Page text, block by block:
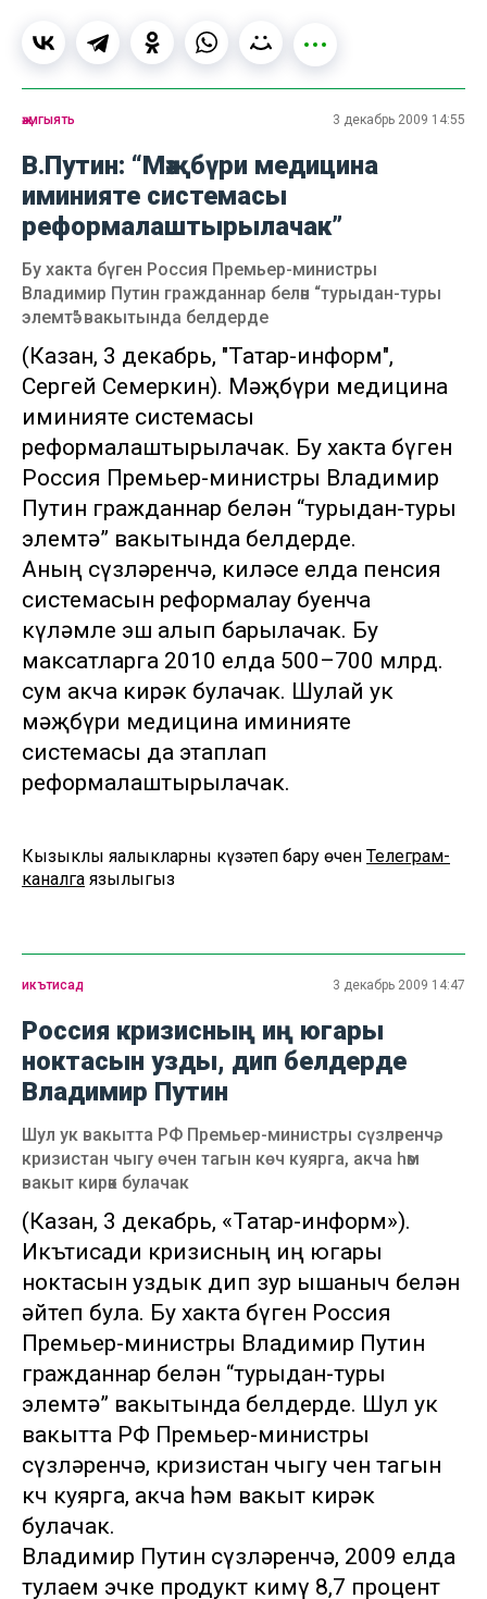
җәмгыять 3 декабрь 2009 14:55
В.Путин: “Мәҗбүри медицина
иминияте системасы
реформалаштырылачак”
Бу хакта бүген Россия Премьер-министры
Владимир Путин гражданнар белән “турыдан-туры
элемтә” вакытында белдерде
(Казан, 3 декабрь, "Татар-информ",
Сергей Семеркин). Мәҗбүри медицина
иминияте системасы
реформалаштырылачак. Бу хакта бүген
Россия Премьер-министры Владимир
Путин гражданнар белән “турыдан-туры
элемтә” вакытында белдерде.
Аның сүзләренчә, киләсе елда пенсия
системасын реформалау буенча
күләмле эш алып барылачак. Бу
максатларга 2010 елда 500–700 млрд.
сум акча кирәк булачак. Шулай ук
мәҗбүри медицина иминияте
системасы да этаплап
реформалаштырылачак.
Кызыклы яңалыкларны күзәтеп бару өчен Телеграм-
каналга язылыгыз
икътисад 3 декабрь 2009 14:47
Россия кризисның иң югары
ноктасын узды, дип белдерде
Владимир Путин
Шул ук вакытта РФ Премьер-министры сүзләренчә,
кризистан чыгу өчен тагын көч куярга, акча һәм
вакыт кирәк булачак
(Казан, 3 декабрь, «Татар-информ»).
Икътисади кризисның иң югары
ноктасын уздык дип зур ышаныч белән
әйтеп була. Бу хакта бүген Россия
Премьер-министры Владимир Путин
гражданнар белән “турыдан-туры
элемтә” вакытында белдерде. Шул ук
вакытта РФ Премьер-министры
сүзләренчә, кризистан чыгу өчен тагын
көч куярга, акча һәм вакыт кирәк
булачак.
Владимир Путин сүзләренчә, 2009 елда
тулаем эчке продукт кимү 8,7 процент